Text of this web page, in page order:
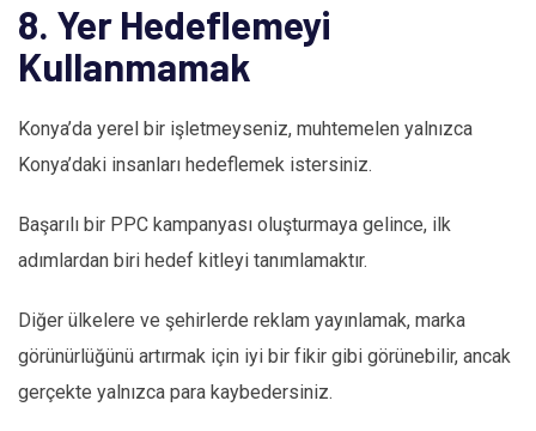
8. Yer Hedeflemeyi
Kullanmamak
Konya’da yerel bir işletmeyseniz, muhtemelen yalnızca
Konya’daki insanları hedeflemek istersiniz.
Başarılı bir PPC kampanyası oluşturmaya gelince, ilk
adımlardan biri hedef kitleyi tanımlamaktır.
Diğer ülkelere ve şehirlerde reklam yayınlamak, marka
görünürlüğünü artırmak için iyi bir fikir gibi görünebilir, ancak
gerçekte yalnızca para kaybedersiniz.